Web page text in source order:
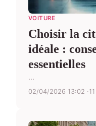
VOITURE
Choisir la
idéale :
essentielles
...
02/04/2026 13:02